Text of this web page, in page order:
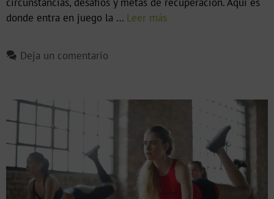
donde entra en juego la … Leer más
Deja un comentario